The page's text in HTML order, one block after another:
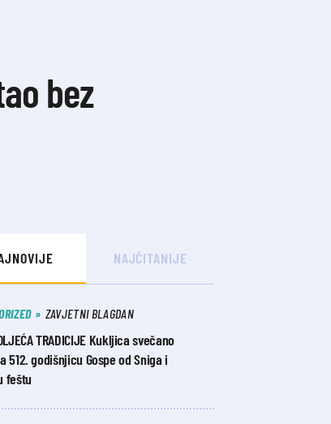
bez
NAJČITANIJE
ZAVJETNI BLAGDAN
TRADICIJE Kukljica svečano
512. godišnjicu Gospe od Sniga i
feštu